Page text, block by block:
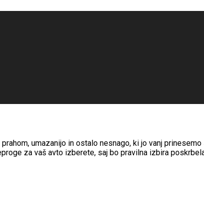
umazanijo in ostalo nesnago, ki jo vanj
za vaš avto izberete, saj bo pravilna izbira